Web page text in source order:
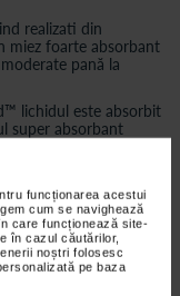
funcționarea acestui
cum se navighează
care funcționează site-
în cazul căutărilor,
noștri folosesc
pe baza
realizati din
miez foarte absorbant
pană la
lichidul este absorbit
super absorbant
suplimentara si
chiloti de unica
activa.